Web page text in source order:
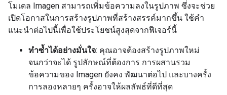
โมเดล Imagen สามารถเพิ่มข้อความลงในรูปภาพ ซึ่งจะช่วย
เปิดโอกาสในการสร้างรูปภาพที่สร้างสรรค์มากขึ้น ใช้คำ
แนะนำต่อไปนี้เพื่อใช้ประโยชน์สูงสุดจากฟีเจอร์นี้
ทำซ้ำได้อย่างมั่นใจ: คุณอาจต้องสร้างรูปภาพใหม่
จนกว่าจะได้ รูปลักษณ์ที่ต้องการ การผสานรวม
ข้อความของ Imagen ยังคง พัฒนาต่อไป และบางครั้ง
การลองหลายๆ ครั้งอาจให้ผลลัพธ์ที่ดีที่สุด